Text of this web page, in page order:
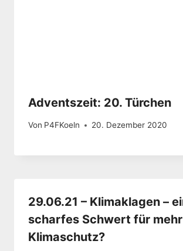
Adventszeit: 20. Türchen
Von P4FKoeln 20. Dezember 2020
29.06.21 – Klimaklagen –
scharfes Schwert für mehr
Klimaschutz?